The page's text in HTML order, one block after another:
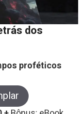
dos
proféticos